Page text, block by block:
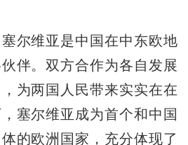
维亚是中国在中东欧地
伴。双方合作为各自发展
为两国人民带来实实在在
塞尔维亚成为首个和中国
的欧洲国家，充分体现了